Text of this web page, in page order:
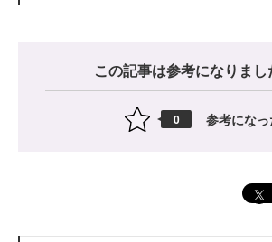
この記事は参考になりまし
0 参考になっ